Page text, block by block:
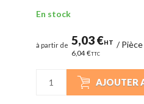
En stock
à partir de 5,03 €HT
6,04 €TTC
/Pièce
AJOUTER